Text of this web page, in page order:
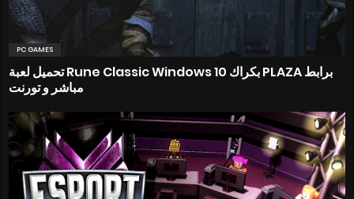
PC GAMES
تحميل لعبة Rune Classic Windows 10 بكراك PLAZA برابط
مباشر و تورنت